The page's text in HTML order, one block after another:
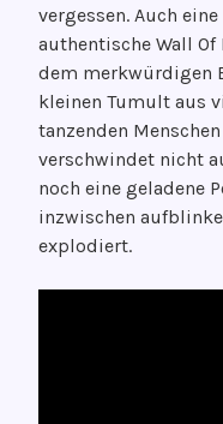
vergessen. Auch
authentische Wall
dem merkwürdigen
kleinen Tumult aus
tanzenden
verschwindet nicht
noch eine geladene
inzwischen
explodiert.